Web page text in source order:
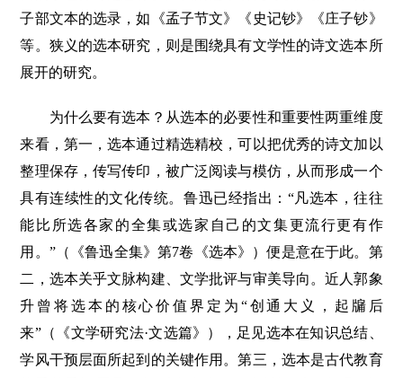
子部文本的选录，如《孟子节文》《史记钞》《庄子钞》
等。狭义的选本研究，则是围绕具有文学性的诗文选本所
展开的研究。
为什么要有选本？从选本的必要性和重要性两重维度
来看，第一，选本通过精选精校，可以把优秀的诗文加以
整理保存，传写传印，被广泛阅读与模仿，从而形成一个
具有连续性的文化传统。鲁迅已经指出：“凡选本，往往
能比所选各家的全集或选家自己的文集更流行更有作
用。”（《鲁迅全集》第7卷《选本》）便是意在于此。第
二，选本关乎文脉构建、文学批评与审美导向。近人郭象
升曾将选本的核心价值界定为“创通大义，起牖后
来”（《文学研究法·文选篇》），足见选本在知识总结、
学风干预层面所起到的关键作用。第三，选本是古代教育